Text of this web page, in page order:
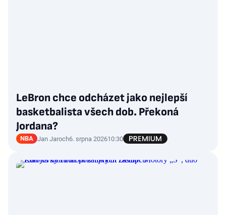
LeBron chce odcházet jako nejlepší
basketbalista všech dob. Překoná
Jordana?
NBA Jan Jaroch6. srpna 202610:30